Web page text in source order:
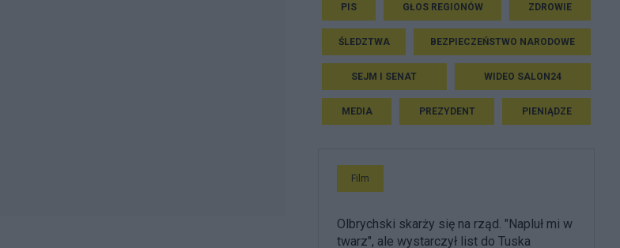
PIS GŁOS REGIONÓW ZDROWIE
ŚLEDZTWA BEZPIECZEŃSTWO NARODOWE
SEJM I SENAT WIDEO SALON24
MEDIA PREZYDENT PIENIĄDZE
Film
Olbrychski skarży się na rząd. "Napluł mi w
twarz", ale wystarczył list do Tuska